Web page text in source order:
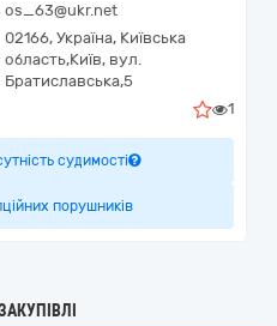
os_63@ukr.net
02166, Україна, Київська
область,Київ, вул.
Братиславська,5
1
судимості
порушників